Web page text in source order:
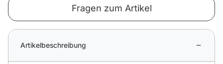
Fragen zum Artikel
Artikelbeschreibung